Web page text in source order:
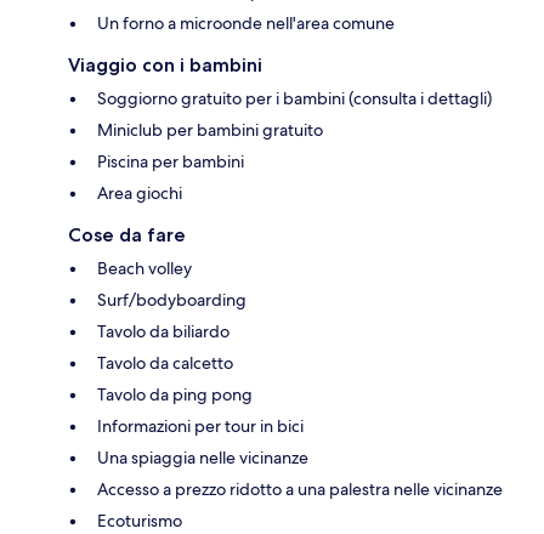
Un forno a microonde nell'area comune
Viaggio con i bambini
Soggiorno gratuito per i bambini (consulta i dettagli)
Miniclub per bambini gratuito
Piscina per bambini
Area giochi
Cose da fare
Beach volley
Surf/bodyboarding
Tavolo da biliardo
Tavolo da calcetto
Tavolo da ping pong
Informazioni per tour in bici
Una spiaggia nelle vicinanze
Accesso a prezzo ridotto a una palestra nelle vicinanze
Ecoturismo